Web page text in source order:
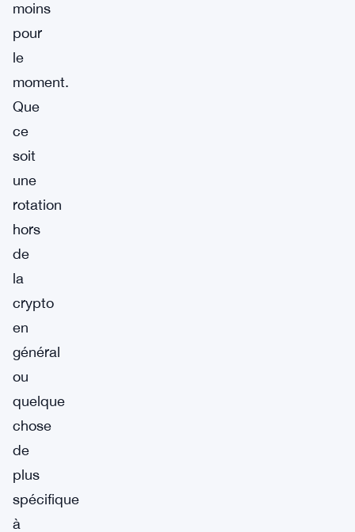
moins
pour
le
moment.
Que
ce
soit
une
rotation
hors
de
la
crypto
en
général
ou
quelque
chose
de
plus
spécifique
à